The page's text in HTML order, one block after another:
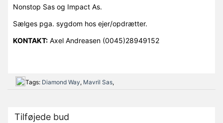
Nonstop Sas og Impact As.
Sælges pga. sygdom hos ejer/opdrætter.
KONTAKT:Axel Andreasen (0045)28949152
Tags: Diamond Way, Mavril Sas,
Tilføjede bud